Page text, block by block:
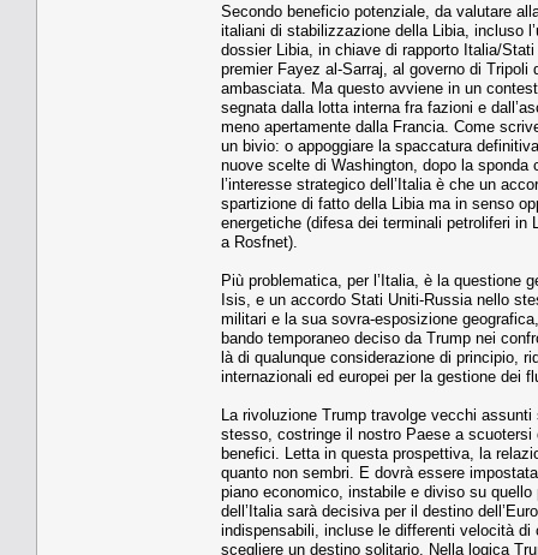
Secondo beneficio potenziale, da valutare
italiani di stabilizzazione della Libia, incluso
dossier Libia, in chiave di rapporto Italia/
premier Fayez al-Sarraj, al governo di
ambasciata. Ma questo avviene in un
segnata dalla lotta interna fra fazioni e
meno apertamente dalla Francia. Come
un bivio: o appoggiare la spaccatura
nuove scelte di Washington, dopo la
l’interesse strategico dell’Italia è che un
spartizione di fatto della Libia ma in senso
energetiche (difesa dei terminali petroliferi
a Rosfnet).
Più problematica, per l’Italia, è la questione
Isis, e un accordo Stati Uniti-Russia nello
militari e la sua sovra-esposizione
bando temporaneo deciso da Trump nei
là di qualunque considerazione di principio,
internazionali ed europei per la gestione dei
La rivoluzione Trump travolge vecchi
stesso, costringe il nostro Paese a
benefici. Letta in questa prospettiva, la
quanto non sembri. E dovrà essere
piano economico, instabile e diviso su
dell’Italia sarà decisiva per il destino
indispensabili, incluse le differenti velocità di
scegliere un destino solitario. Nella logica